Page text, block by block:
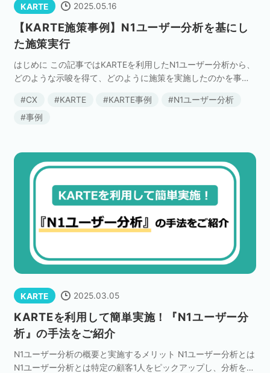
KARTE 2025.05.16
【KARTE施策事例】N1ユーザー分析を基にし
た施策実行
はじめに この記事ではKARTEを利用したN1ユーザー分析から、
どのような示唆を得て、どのように施策を実施したのかを事例
た内容ですが、分析の進め方や考え方は業界を […]
CX KARTE KARTE事例
N1ユーザー分析
事例
KARTE 2025.03.05
KARTEを利用して簡単実施！『N1ユーザー分
析』の手法をご紹介
N1ユーザー分析の概要と実施するメリット N1ユーザー分析とは
N1ユーザー分析とは特定の顧客1人をピックアップし、分析をす